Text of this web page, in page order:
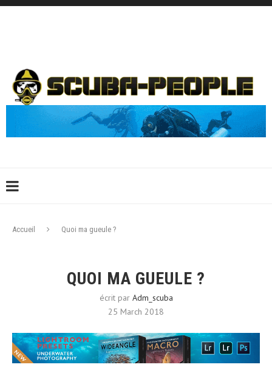
Accueil Quoi ma gueule ?
QUOI MA GUEULE ?
écrit par Adm_scuba
25 March 2018